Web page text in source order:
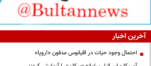
آخرین اخبار
احتمال وجود حیات در اقیانوس مدفون «اروپا»